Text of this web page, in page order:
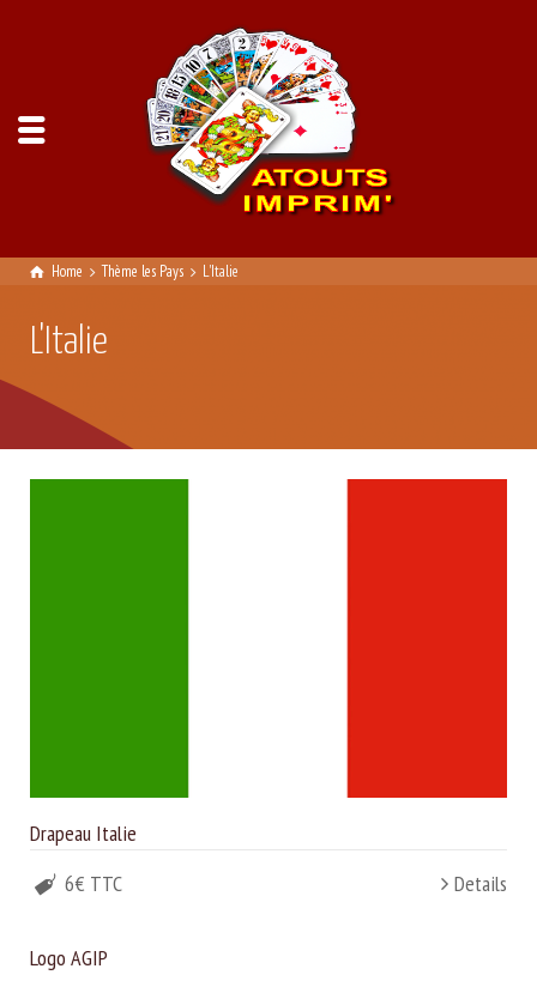
Home Thème les Pays L'Italie
L'Italie
Drapeau Italie
6€ TTC
Details
Logo AGIP